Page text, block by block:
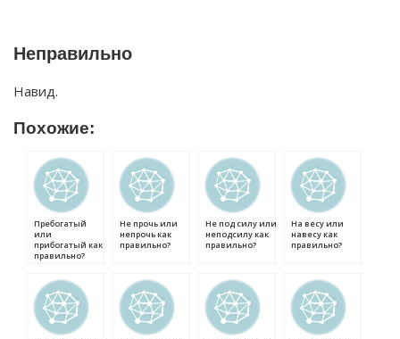
Неправильно
Навид.
Похожие:
Пребогатый
или
прибогатый как
правильно?
Не прочь или
непрочь как
правильно?
Не под силу или
неподсилу как
правильно?
На весу или
навесу как
правильно?